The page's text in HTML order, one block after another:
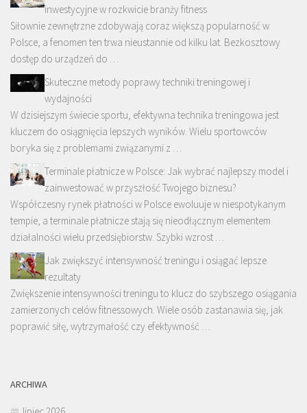
inwestycyjne w rozkwicie branży fitness
Siłownie zewnętrzne zdobywają coraz większą popularność w
Polsce, a fenomen ten trwa nieustannie od kilku lat. Bezkosztowy
dostęp do urządzeń do …
Skuteczne metody poprawy techniki treningowej i
wydajności
W dzisiejszym świecie sportu, efektywna technika treningowa jest
kluczem do osiągnięcia lepszych wyników. Wielu sportowców
boryka się z problemami związanymi z …
Terminale płatnicze w Polsce: Jak wybrać najlepszy model i
zainwestować w przyszłość Twojego biznesu?
Współczesny rynek płatności w Polsce ewoluuje w niespotykanym
tempie, a terminale płatnicze stają się nieodłącznym elementem
działalności wielu przedsiębiorstw. Szybki wzrost …
Jak zwiększyć intensywność treningu i osiągać lepsze
rezultaty
Zwiększenie intensywności treningu to klucz do szybszego osiągania
zamierzonych celów fitnessowych. Wiele osób zastanawia się, jak
poprawić siłę, wytrzymałość czy efektywność …
ARCHIWA